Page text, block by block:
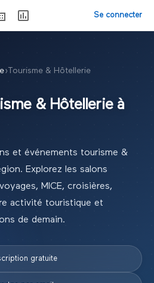
Se connecter
› Tourisme & Hôtellerie
& Hôtellerieà
et événements tourisme &
Explorez les salons
MICE, croisières,
activité touristique et
de demain.
gratuite